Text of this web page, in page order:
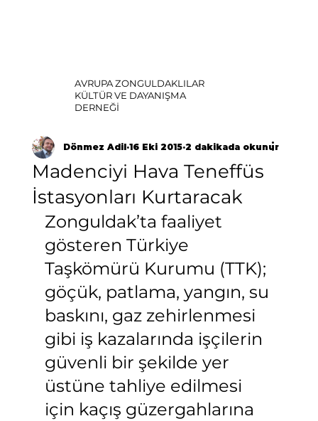
AVRUPA ZONGULDAKLILAR
KÜLTÜR VE DAYANIŞMA
DERNEĞİ
Madenciyi Hava Teneffüs
İstasyonları Kurtaracak
Dönmez Adil 16 Eki 2015 2 dakikada okunur
Zonguldak’ta faaliyet
gösteren Türkiye
Taşkömürü Kurumu (TTK);
göçük, patlama, yangın, su
baskını, gaz zehirlenmesi
gibi iş kazalarında işçilerin
güvenli bir şekilde yer
üstüne tahliye edilmesi
için kaçış güzergahlarına